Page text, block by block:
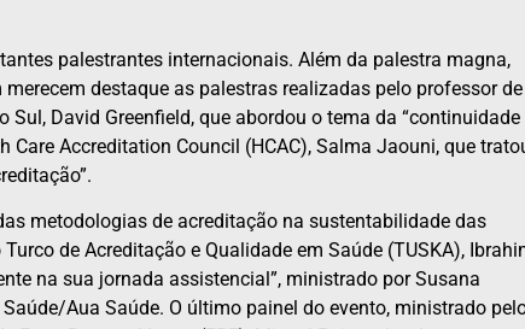
palestrantes internacionais. Além da palestra magna,
destaque as palestras realizadas pelo professor de
Sul, David Greenfield, que abordou o tema da “continuidade
Care Accreditation Council (HCAC), Salma Jaouni, que
metodologias de acreditação na sustentabilidade das
de Acreditação e Qualidade em Saúde (TUSKA),
na sua jornada assistencial”, ministrado por Susana
Aua Saúde. O último painel do evento, ministrado